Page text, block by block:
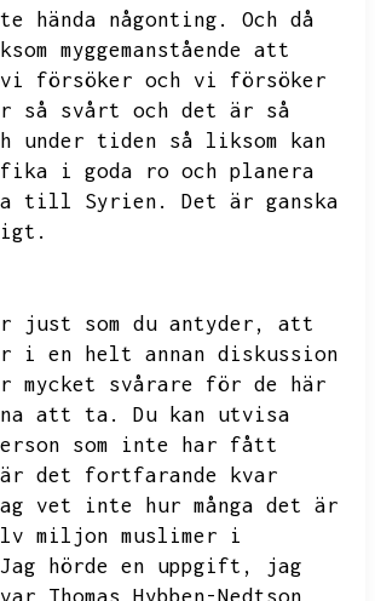
hända någonting.
Och då
myggemanstående att
försöker och vi försöker
så svårt och det är så
under tiden så liksom kan
fika i goda ro och planera
till Syrien.
Det är ganska
just som du antyder,
att
i en helt annan diskussion
mycket svårare för de här
att ta.
Du kan utvisa
som inte har fått
är det fortfarande kvar
vet inte hur många det är
miljon muslimer i
Jag hörde en uppgift,
jag
Thomas Hybben-Nedtson